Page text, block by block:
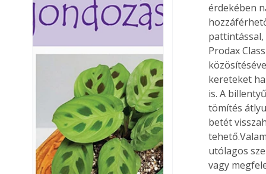
érdekében
pattintással,
Prodax
kereteket
is. A
tömítés
betét
utólagos
vagy